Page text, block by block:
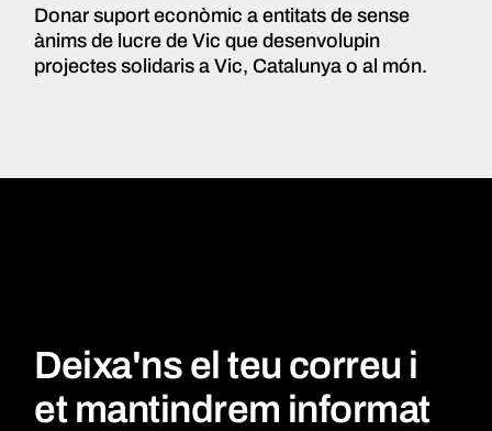
Donar suport econòmic a entitats de sense
ànims de lucre de Vic que desenvolupin
projectes solidaris a Vic, Catalunya o al món.
Deixa'ns el teu correu i
et mantindrem informat